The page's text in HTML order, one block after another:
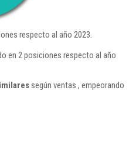
respecto al año 2023.
en 2 posiciones respecto al año
según ventas , empeorando